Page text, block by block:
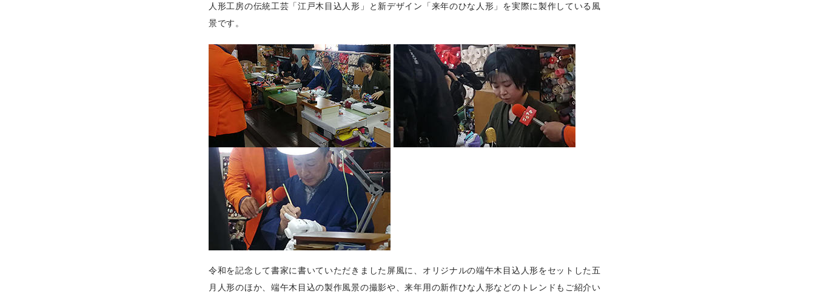
人形工房の伝統工芸「江戸木目込人形」と新デザイン「来年のひな人形」を実際に製作している風
景です。
令和を記念して書家に書いていただきました屏風に、オリジナルの端午木目込人形をセットした五
月人形のほか、端午木目込の製作風景の撮影や、来年用の新作ひな人形などのトレンドもご紹介い